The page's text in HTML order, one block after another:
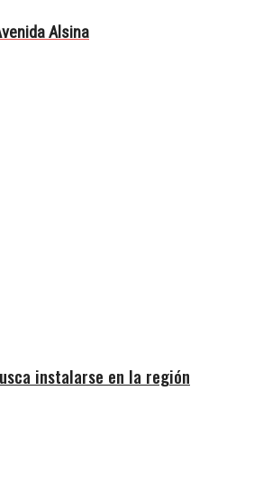
Alsina
instalarse en la región